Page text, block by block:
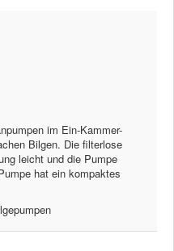
im Ein-Kammer-
Bilgen. Die filterlose
leicht und die Pumpe
hat ein kompaktes